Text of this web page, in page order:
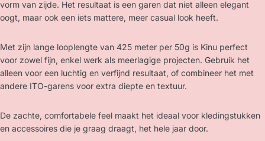
vorm van zijde. Het resultaat is een garen dat niet alleen elegant
oogt, maar ook een iets mattere, meer casual look heeft.
Met zijn lange looplengte van 425 meter per 50g is Kinu perfect
voor zowel fijn, enkel werk als meerlagige projecten. Gebruik het
alleen voor een luchtig en verfijnd resultaat, of combineer het met
andere ITO-garens voor extra diepte en textuur.
De zachte, comfortabele feel maakt het ideaal voor kledingstukken
en accessoires die je graag draagt, het hele jaar door.